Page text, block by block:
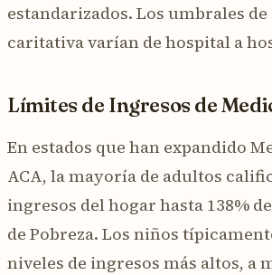
estandarizados. Los umbrales
caritativa varían de hospital a
Límites de Ingresos de
En estados que han expandido
ACA, la mayoría de adultos
ingresos del hogar hasta 138%
de Pobreza. Los niños
niveles de ingresos más altos, a